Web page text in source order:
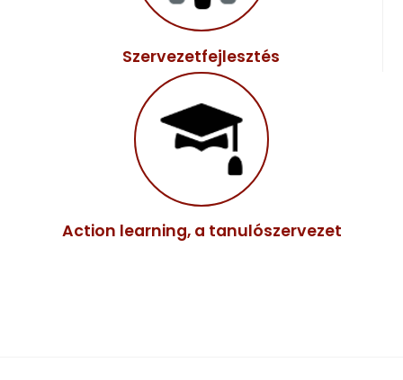
Szervezetfejlesztés
Action learning, a tanulószervezet